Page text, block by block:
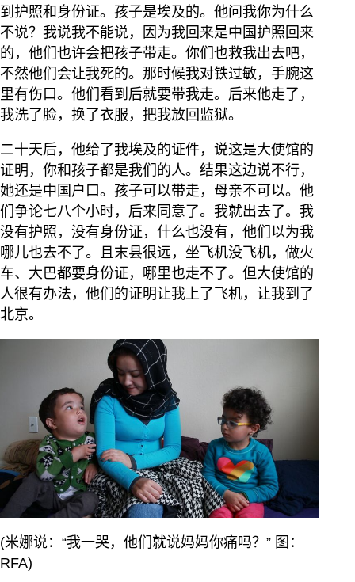
到护照和身份证。孩子是埃及的。他问我你为什么
不说？我说我不能说，因为我回来是中国护照回来
的，他们也许会把孩子带走。你们也救我出去吧，
不然他们会让我死的。那时候我对铁过敏，手腕这
里有伤口。他们看到后就要带我走。后来他走了，
我洗了脸，换了衣服，把我放回监狱。
二十天后，他给了我埃及的证件，说这是大使馆的
证明，你和孩子都是我们的人。结果这边说不行，
她还是中国户口。孩子可以带走，母亲不可以。他
们争论七八个小时，后来同意了。我就出去了。我
没有护照，没有身份证，什么也没有，他们以为我
哪儿也去不了。且末县很远，坐飞机没飞机，做火
车、大巴都要身份证，哪里也走不了。但大使馆的
人很有办法，他们的证明让我上了飞机，让我到了
北京。
(米娜说：“我一哭，他们就说妈妈你痛吗？” 图：
RFA)